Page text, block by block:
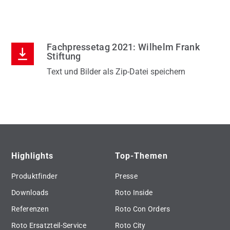
Fachpressetag 2021: Wilhelm Frank
Stiftung
Text und Bilder als Zip-Datei speichern
Highlights
Produktfinder
Downloads
Referenzen
Roto Ersatzteil-Service
Top-Themen
Presse
Roto Inside
Roto Con Orders
Roto City